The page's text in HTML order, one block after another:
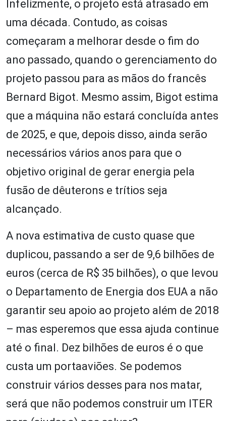
Infelizmente, o projeto está atrasado em
uma década. Contudo, as coisas
começaram a melhorar desde o fim do
ano passado, quando o gerenciamento do
projeto passou para as mãos do francês
Bernard Bigot. Mesmo assim, Bigot estima
que a máquina não estará concluída antes
de 2025, e que, depois disso, ainda serão
necessários vários anos para que o
objetivo original de gerar energia pela
fusão de dêuterons e trítios seja
alcançado.
A nova estimativa de custo quase que
duplicou, passando a ser de 9,6 bilhões de
euros (cerca de R$ 35 bilhões), o que levou
o Departamento de Energia dos EUA a não
garantir seu apoio ao projeto além de 2018
– mas esperemos que essa ajuda continue
até o final. Dez bilhões de euros é o que
custa um porta­aviões. Se podemos
construir vários desses para nos matar,
será que não podemos construir um ITER